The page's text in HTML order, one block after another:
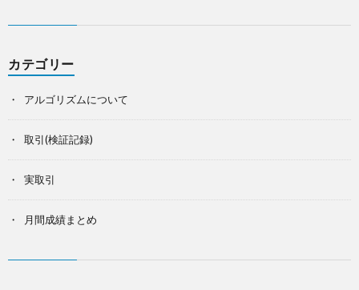
カテゴリー
アルゴリズムについて
取引(検証記録)
実取引
月間成績まとめ